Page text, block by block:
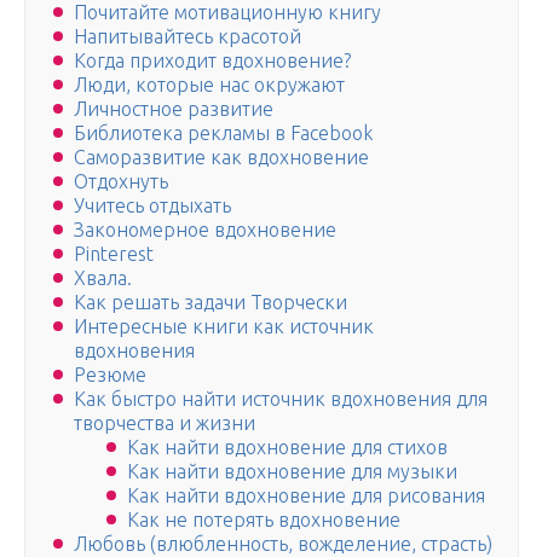
Почитайте мотивационную книгу
Напитывайтесь красотой
Когда приходит вдохновение?
Люди, которые нас окружают
Личностное развитие
Библиотека рекламы в Facebook
Саморазвитие как вдохновение
Отдохнуть
Учитесь отдыхать
Закономерное вдохновение
Pinterest
Хвала.
Как решать задачи Творчески
Интересные книги как источник
вдохновения
Резюме
Как быстро найти источник вдохновения для
творчества и жизни
Как найти вдохновение для стихов
Как найти вдохновение для музыки
Как найти вдохновение для рисования
Как не потерять вдохновение
Любовь (влюбленность, вожделение, страсть)